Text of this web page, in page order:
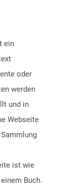
ein
oder
werden
und in
Webseite
ist wie
Buch.